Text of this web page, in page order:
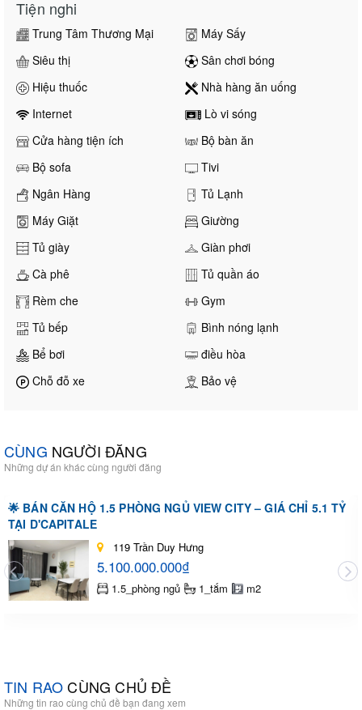
Tiện nghi
Trung Tâm Thương Mại
Máy Sấy
Siêu thị
Sân chơi bóng
Hiệu thuốc
Nhà hàng ăn uống
Internet
Lò vi sóng
Cửa hàng tiện ích
Bộ bàn ăn
Bộ sofa
Tivi
Ngân Hàng
Tủ Lạnh
Máy Giặt
Giường
Tủ giày
Giàn phơi
Cà phê
Tủ quần áo
Rèm che
Gym
Tủ bếp
Bình nóng lạnh
Bể bơi
điều hòa
Chỗ đỗ xe
Bảo vệ
CÙNG NGƯỜI ĐĂNG
Những dự án khác cùng người đăng
🌟 BÁN CĂN HỘ 1.5 PHÒNG NGỦ VIEW CITY – GIÁ CHỈ 5.1 TỶ
TẠI D'CAPITALE
119 Trần Duy Hưng
5.100.000.000₫
1.5_phòng ngủ 1_tắm m2
TIN RAOCÙNG CHỦ ĐỀ
Những tin rao cùng chủ đề bạn đang xem